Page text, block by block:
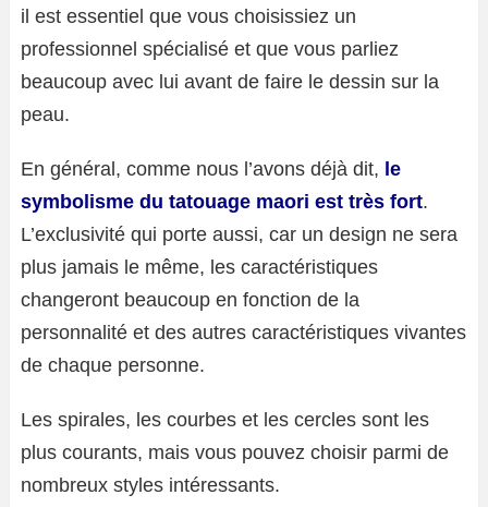
il est essentiel que vous choisissiez un
professionnel spécialisé et que vous parliez
beaucoup avec lui avant de faire le dessin sur la
peau.
En général, comme nous l’avons déjà dit, le
symbolisme du tatouage maori est très fort.
L’exclusivité qui porte aussi, car un design ne sera
plus jamais le même, les caractéristiques
changeront beaucoup en fonction de la
personnalité et des autres caractéristiques vivantes
de chaque personne.
Les spirales, les courbes et les cercles sont les
plus courants, mais vous pouvez choisir parmi de
nombreux styles intéressants.